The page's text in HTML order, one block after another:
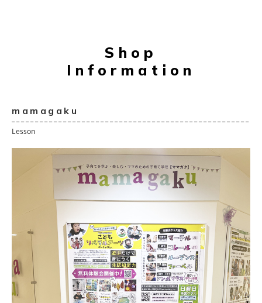
Shop
Information
mamagaku
Lesson